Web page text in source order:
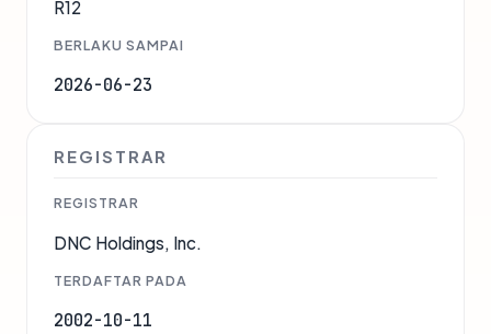
R12
BERLAKU SAMPAI
2026-06-23
REGISTRAR
REGISTRAR
DNC Holdings, Inc.
TERDAFTAR PADA
2002-10-11